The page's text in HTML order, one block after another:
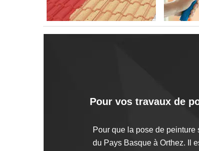
Pour vos travaux de
Pour que la pose de
du Pays Basque à Orthez. Il